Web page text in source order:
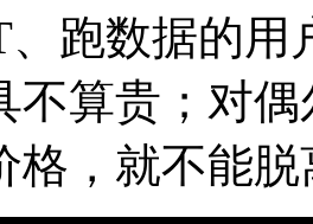
跑数据的用
不算贵；对
格，就不能